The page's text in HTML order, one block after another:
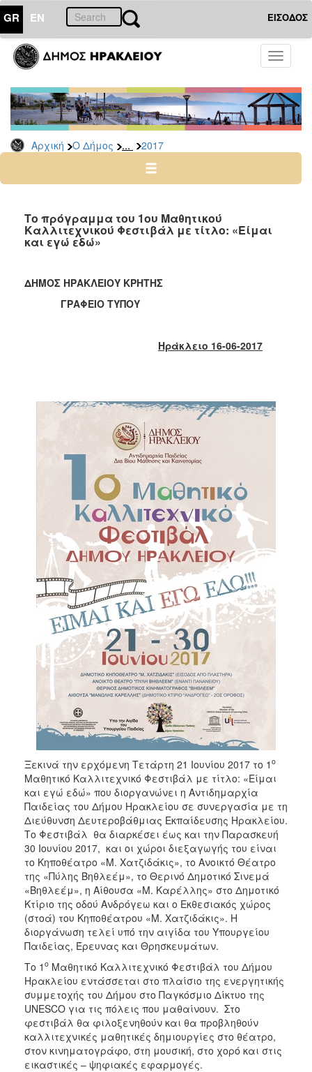
GR EN ΕΙΣΟΔΟΣ
Toggle
Αρχική Ο Δήμος ... 2017
ΔΗΜΟΣ
Δελτία
Τύπου
Αρχείο
2026
2024
2022
2021
2013
2010
ΠΟΛΙΤΙΣΜΟΣ
ΑΝΘΕΚΤΙΚΗ
Το πρόγραμμα του 1ου Μαθητικού
Καλλιτεχνικού Φεστιβάλ με τίτλο: «Είμαι
και εγώ εδώ»
ΔΗΜΟΣ ΗΡΑΚΛΕΙΟΥ ΚΡΗΤΗΣ
ΓΡΑΦΕΙΟ ΤΥΠΟΥ
Ηράκλειο 16-06-2017
Ξεκινά την ερχόμενη Τετάρτη 21 Ιουνίου 2017 το 1 ο
Μαθητικό Καλλιτεχνικό Φεστιβάλ με τίτλο: «Είμαι
και εγώ εδώ» που διοργανώνει η Αντιδημαρχία
Παιδείας του Δήμου Ηρακλείου σε συνεργασία με τη
Διεύθυνση Δευτεροβάθμιας Εκπαίδευσης Ηρακλείου.
Το Φεστιβάλ θα διαρκέσει έως και την Παρασκευή
30 Ιουνίου 2017, και οι χώροι διεξαγωγής του είναι
το Κηποθέατρο «Μ. Χατζιδάκις», το Ανοικτό Θέατρο
της «Πύλης Βηθλεέμ», το Θερινό Δημοτικό Σινεμά
«Βηθλεέμ», η Αίθουσα «Μ. Καρέλλης» στο Δημοτικό
Κτίριο της οδού Ανδρόγεω και ο Εκθεσιακός χώρος
(στοά) του Κηποθέατρου «Μ. Χατζιδάκις». Η
διοργάνωση τελεί υπό την αιγίδα του Υπουργείου
Παιδείας, Έρευνας και Θρησκευμάτων.
Το 1 ο Μαθητικό Καλλιτεχνικό Φεστιβάλ του Δήμου
Ηρακλείου εντάσσεται στο πλαίσιο της ενεργητικής
συμμετοχής του Δήμου στο Παγκόσμιο Δίκτυο της
UNESCO για τις πόλεις που μαθαίνουν. Στο
φεστιβάλ θα φιλοξενηθούν και θα προβληθούν
καλλιτεχνικές μαθητικές δημιουργίες στο θέατρο,
στον κινηματογράφο, στη μουσική, στο χορό και στις
εικαστικές – ψηφιακές εφαρμογές.